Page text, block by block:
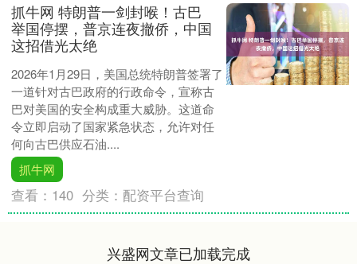
抓牛网 特朗普一剑封喉！古巴
举国停摆，普京连夜撤侨，中国
这招借光太绝
2026年1月29日，美国总统特朗普签署了
一道针对古巴政府的行政命令，宣称古
巴对美国的安全构成重大威胁。这道命
令立即启动了国家紧急状态，允许对任
何向古巴供应石油....
抓牛网
查看： 140 分类： 配资平台查询
兴盛网文章已加载完成